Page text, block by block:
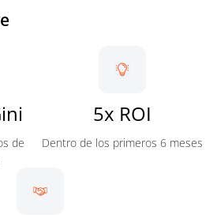
de
5x ROI
Dentro de los primeros 6 meses